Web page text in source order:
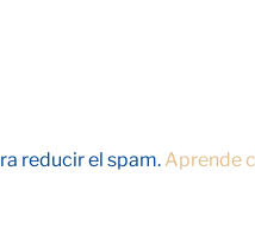
reducir el spam. Aprende